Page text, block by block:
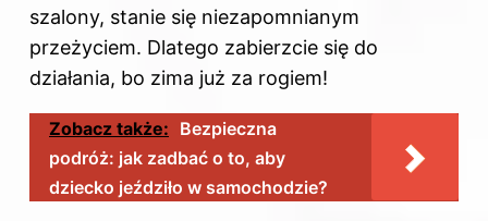
szalony, stanie się niezapomnianym
przeżyciem. Dlatego zabierzcie się do
działania, bo zima już za rogiem!
Zobacz także: Bezpieczna
podróż: jak zadbać o to, aby
dziecko jeździło w samochodzie?